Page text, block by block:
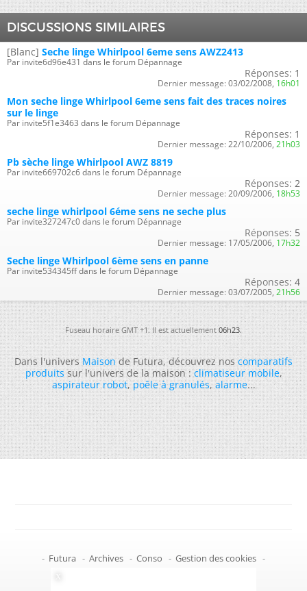
DISCUSSIONS SIMILAIRES
[Blanc] Seche linge Whirlpool 6eme sens AWZ2413
Par invite6d96e431 dans le forum Dépannage
Réponses: 1
Dernier message: 03/02/2008, 16h01
Mon seche linge Whirlpool 6eme sens fait des traces noires
sur le linge
Par invite5f1e3463 dans le forum Dépannage
Réponses: 1
Dernier message: 22/10/2006, 21h03
Pb sèche linge Whirlpool AWZ 8819
Par invite669702c6 dans le forum Dépannage
Réponses: 2
Dernier message: 20/09/2006, 18h53
seche linge whirlpool 6éme sens ne seche plus
Par invite327247c0 dans le forum Dépannage
Réponses: 5
Dernier message: 17/05/2006, 17h32
Seche linge Whirlpool 6ème sens en panne
Par invite534345ff dans le forum Dépannage
Réponses: 4
Dernier message: 03/07/2005, 21h56
Fuseau horaire GMT +1. Il est actuellement06h23.
Dans l'universMaisonde Futura, découvrez noscomparatifs
produitssur l'univers de la maison :climatiseur mobile,
aspirateur robot,poêle à granulés,alarme...
- Futura - Archives - Conso - Gestion des cookies -